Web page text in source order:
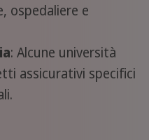
ospedaliere e
: Alcune università
assicurativi specifici